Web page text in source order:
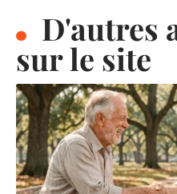
D'autres
sur le site